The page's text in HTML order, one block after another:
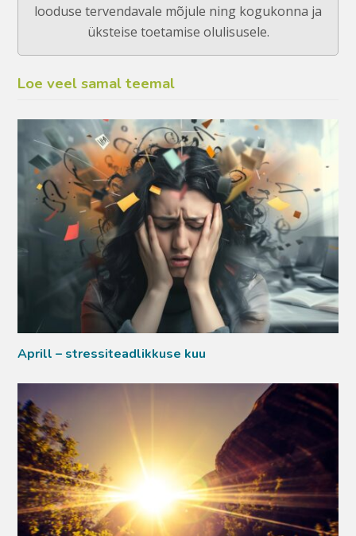
looduse tervendavale mõjule ning kogukonna ja
üksteise toetamise olulisusele.
Loe veel samal teemal
Aprill – stressiteadlikkuse kuu